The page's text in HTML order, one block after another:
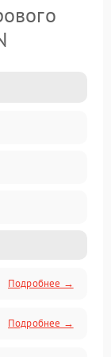
Подробнее →
Подробнее →